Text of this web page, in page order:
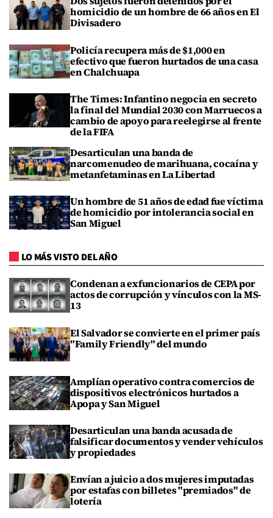
homicidio de un hombre de 66 años en El
Divisadero
Policía recupera más de $1,000 en
efectivo que fueron hurtados de una casa
en Chalchuapa
The Times: Infantino negocia en secreto
la final del Mundial 2030 con Marruecos a
cambio de apoyo para reelegirse al frente
de la FIFA
Desarticulan una banda de
narcomenudeo de marihuana, cocaína y
metanfetaminas en La Libertad
Un hombre de 51 años de edad fue víctima
de homicidio por intolerancia social en
San Miguel
LO MÁS VISTO DEL AÑO
Condenan a exfuncionarios de CEPA por
actos de corrupción y vínculos con la MS-
13
El Salvador se convierte en el primer país
"Family Friendly" del mundo
Amplían operativo contra comercios de
dispositivos electrónicos hurtados a
Apopa y San Miguel
Desarticulan una banda acusada de
falsificar documentos y vender vehículos
y propiedades
Envían a juicio a dos mujeres imputadas
por estafas con billetes "premiados" de
lotería